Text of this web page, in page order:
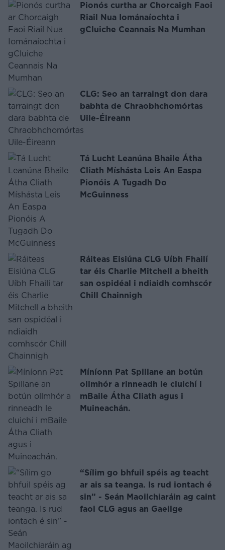
Pionós curtha ar Chorcaigh Faoi
Riail Nua Iománaíochta i
gCluiche Ceannais Na Mumhan
CLG: Seo an tarraingt don dara
babhta de Chraobhchomórtas
Uile-Éireann
Tá Lucht Leanúna Bhaile Átha
Cliath Míshásta Leis An Easpa
Pionóis A Tugadh Do
McGuinness
Ráiteas Eisiúna CLG Uíbh Fhailí
tar éis Charlie Mitchell a bheith
san ospidéal i ndiaidh comhscór
Chill Chainnigh
Míníonn Pat Spillane an botún
ollmhór a rinneadh le cluichí i
mBaile Átha Cliath agus i
Muineachán.
“Sílim go bhfuil spéis ag teacht
ar ais sa teanga. Is rud iontach é
sin” - Seán Maoilchiaráin ag caint
faoi CLG agus an Gaeilge